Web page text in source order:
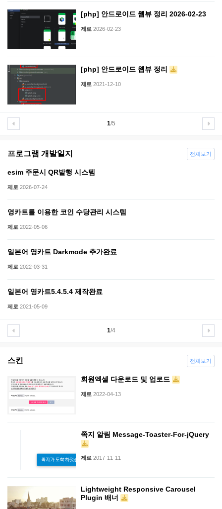
[php] 안드로이드 웹뷰 정리 2026-02-23
제로 2026-02-23
[php] 안드로이드 웹뷰 정리
제로 2021-12-10
1/5
프로그램 개발일지
esim 주문시 QR발행 시스템
제로 2026-07-24
영카트를 이용한 코인 수당관리 시스템
제로 2022-05-06
일본어 영카트 Darkmode 추가완료
제로 2022-03-31
일본어 영카트5.4.5.4 제작완료
제로 2021-05-09
1/4
전체보기
스킨
회원엑셀 다운로드 및 업로드
제로 2022-04-13
쪽지 알림 Message-Toaster-For-jQuery
제로 2017-11-11
Lightweight Responsive Carousel
Plugin 배너
전체보기